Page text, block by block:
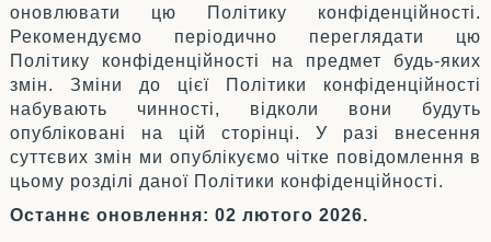
оновлювати цю Політику конфіденційності.
Рекомендуємо періодично переглядати цю
Політику конфіденційності на предмет будь-яких
змін. Зміни до цієї Політики конфіденційності
набувають чинності, відколи вони будуть
опубліковані на цій сторінці. У разі внесення
суттєвих змін ми опублікуємо чітке повідомлення в
цьому розділі даної Політики конфіденційності.
Останнє оновлення: 02 лютого 2026.